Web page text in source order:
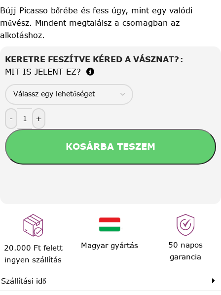
Bújj Picasso bőrébe és fess úgy, mint egy valódi
művész. Mindent megtalálsz a csomagban az
alkotáshoz.
KERETRE FESZÍTVE KÉRED A VÁSZNAT?
MIT IS JELENT EZ?
- +
KOSÁRBA TESZEM
20.000 Ft felett
ingyen szállítás
Magyar gyártás
50 napos
garancia
Szállítási idő